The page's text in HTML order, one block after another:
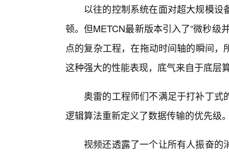
以往的控制系统在面对超大规模
顿。但METCN最新版本引入了“微秒级
点的复杂工程，在拖动时间轴的瞬间
这种强大的性能表现，底气来自于底层
奥雷的工程师们不满足于打补丁
逻辑算法重新定义了数据传输的优先级
视频还透露了一个让所有人振奋